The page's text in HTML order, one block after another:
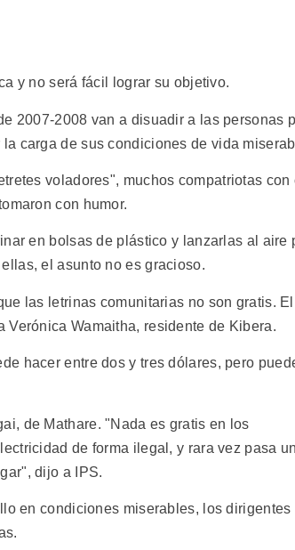
y no será fácil lograr su objetivo.
2007-2008 van a disuadir a las personas
carga de sus condiciones de vida
voladores", muchos compatriotas con
con humor.
en bolsas de plástico y lanzarlas al aire
el asunto no es gracioso.
las letrinas comunitarias no son gratis.
Wamaitha, residente de Kibera.
hacer entre dos y tres dólares, pero
de Mathare. "Nada es gratis en los
de forma ilegal, y rara vez pasa
dijo a IPS.
en condiciones miserables, los dirigentes